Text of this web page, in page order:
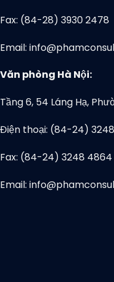
Fax: (84-28) 3930 2478
Email:
Văn phòng Hà Nội:
Tầng 6, 54 Láng Hạ,
Điện thoại: (84-24)
Fax: (84-24) 3248 4864
Email: